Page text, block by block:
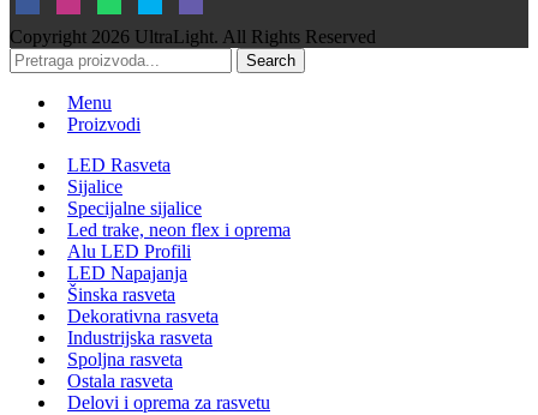
Copyright 2026 UltraLight. All Rights Reserved
Search
Menu
Proizvodi
LED Rasveta
Sijalice
Specijalne sijalice
Led trake, neon flex i oprema
Alu LED Profili
LED Napajanja
Šinska rasveta
Dekorativna rasveta
Industrijska rasveta
Spoljna rasveta
Ostala rasveta
Delovi i oprema za rasvetu